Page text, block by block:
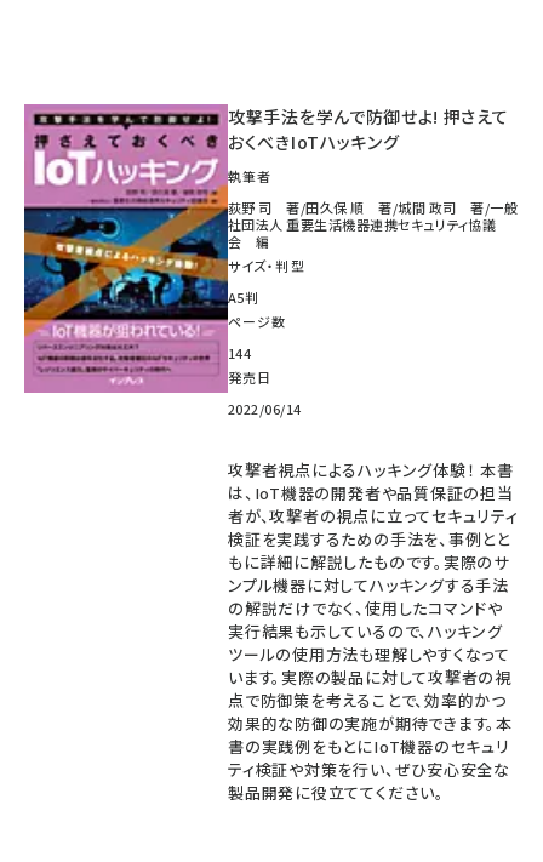
攻撃手法を学んで防御せよ! 押さえて
おくべきIoTハッキング
執筆者
荻野 司 著/田久保 順 著/城間 政司 著/一般
社団法人 重要生活機器連携セキュリティ協議
会 編
サイズ・判型
A5判
ページ数
144
発売日
2022/06/14
攻撃者視点によるハッキング体験！ 本書
は、IoT機器の開発者や品質保証の担当
者が、攻撃者の視点に立ってセキュリティ
検証を実践するための手法を、事例とと
もに詳細に解説したものです。実際のサ
ンプル機器に対してハッキングする手法
の解説だけでなく、使用したコマンドや
実行結果も示しているので、ハッキング
ツールの使用方法も理解しやすくなって
います。実際の製品に対して攻撃者の視
点で防御策を考えることで、効率的かつ
効果的な防御の実施が期待できます。本
書の実践例をもとにIoT機器のセキュリ
ティ検証や対策を行い、ぜひ安心安全な
製品開発に役立ててください。